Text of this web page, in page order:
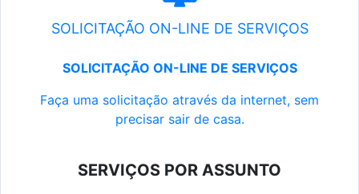
SOLICITAÇÃO ON-LINE DE SERVIÇOS
SOLICITAÇÃO ON-LINE DE SERVIÇOS
Faça uma solicitação através da internet, sem
precisar sair de casa.
SERVIÇOS POR ASSUNTO